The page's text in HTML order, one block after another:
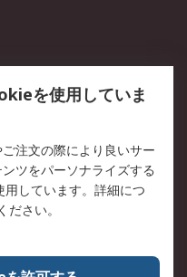
用情報
コーポレートサイト
の歴史
を使用していま
注文の際により良いサー
ツをパーソナライズする
しています。詳細につ
ださい。